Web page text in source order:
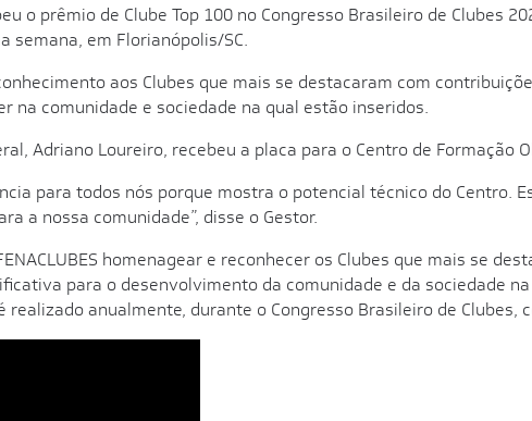
o prêmio de Clube Top 100 no Congresso Brasileiro de Clubes
semana, em Florianópolis/SC.
aos Clubes que mais se destacaram com
na comunidade e sociedade na qual estão inseridos.
Adriano Loureiro, recebeu a placa para o Centro de Formação
para todos nós porque mostra o potencial técnico do Centro.
a nossa comunidade”, disse o Gestor.
homenagear e reconhecer os Clubes que mais se
para o desenvolvimento da comunidade e da sociedade
realizado anualmente, durante o Congresso Brasileiro de